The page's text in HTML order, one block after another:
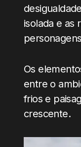
isolada e as
Os
entre o
frios e
crescente.